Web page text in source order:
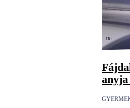
18+
anyja